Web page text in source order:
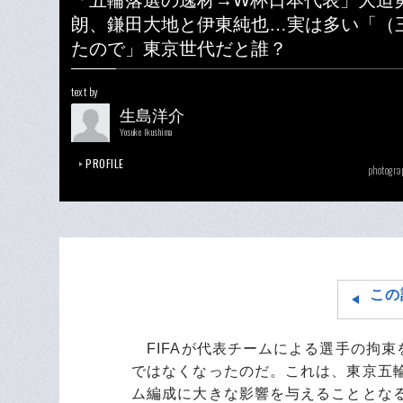
朗、鎌田大地と伊東純也…実は多い「（
たので」東京世代だと誰？
text by
生島洋介
Yosuke Ikushima
PROFILE
こ
FIFAが代表チームによる選手の拘束
ではなくなったのだ。これは、東京五
ム編成に大きな影響を与えることとな